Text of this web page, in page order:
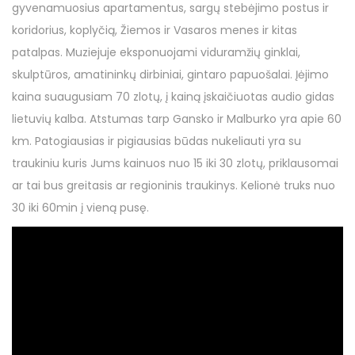
gyvenamuosius apartamentus, sargų stebėjimo postus ir
koridorius, koplyčią, Žiemos ir Vasaros menes ir kitas
patalpas. Muziejuje eksponuojami viduramžių ginklai,
skulptūros, amatininkų dirbiniai, gintaro papuošalai. Įėjimo
kaina suaugusiam 70 zlotų, į kainą įskaičiuotas audio gidas
lietuvių kalba. Atstumas tarp Gansko ir Malburko yra apie 60
km. Patogiausias ir pigiausias būdas nukeliauti yra su
traukiniu kuris Jums kainuos nuo 15 iki 30 zlotų, priklausomai
ar tai bus greitasis ar regioninis traukinys. Kelionė truks nuo
30 iki 60min į vieną pusę.